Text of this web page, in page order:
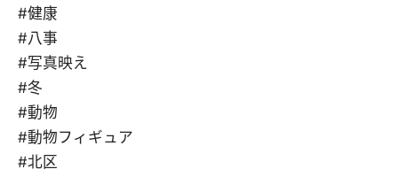
#健康
#八事
#写真映え
#冬
#動物
#動物フィギュア
#北区